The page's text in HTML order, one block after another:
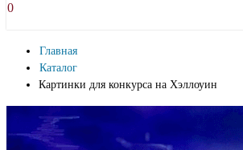
0
Главная
Каталог
Картинки для конкурса на Хэллоуин